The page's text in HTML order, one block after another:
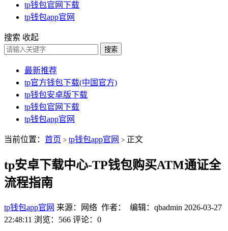
tp钱包官网下载
tp钱包app官网
搜索 收起
搜索
最新推荐
tp官方钱包下载(中国官方)
tp钱包安卓版下载
tp钱包官网下载
tp钱包app官网
当前位置： 首页 > tp钱包app官网 > 正文
tp安卓下载中心-TP钱包购买ATM通证全
流程指南
tp钱包app官网 来源：网络 作者： 编辑：qbadmin 2026-03-27
22:48:11 浏览：566 评论：0